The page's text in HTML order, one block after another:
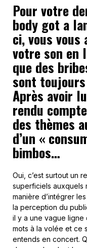
Pour votre
body got a
ci, vous vous
votre son en
que des
sont
Après avoir
rendu
des thèmes
d’un «
bimbos…
Oui, c’est surtout un
superficiels auxquels
manière d’intégrer
la perception du
il y a une vague ligne
mots à la volée et ce
entends en concert.